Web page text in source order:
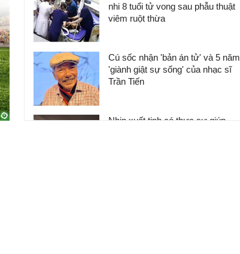
nhi 8 tuổi tử vong sau phẫu thuật
viêm ruột thừa
Cú sốc nhận 'bản án tử' và 5 năm
'giành giật sự sống' của nhạc sĩ
Trần Tiến
Nhịn xuất tinh có thực sự giúp